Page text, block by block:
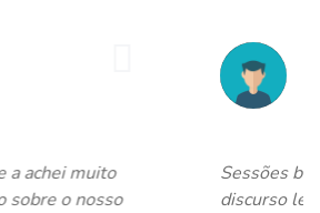
Sessões bastante esclarecedoras, com
discurso leve, fluido e cativante que